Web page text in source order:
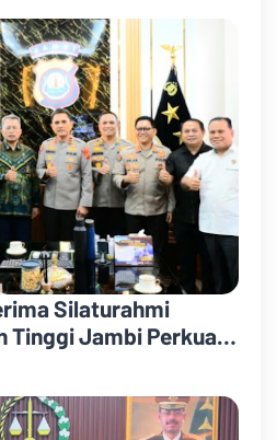
Silaturahmi
Tinggi Jambi Perkuat